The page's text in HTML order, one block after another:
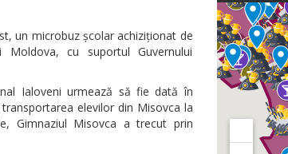
un microbuz școlar achiziționat de
Moldova, cu suportul Guvernului
Ialoveni urmează să fie dată în
elevilor din Misovca la
Gimnaziul Misovca a trecut prin